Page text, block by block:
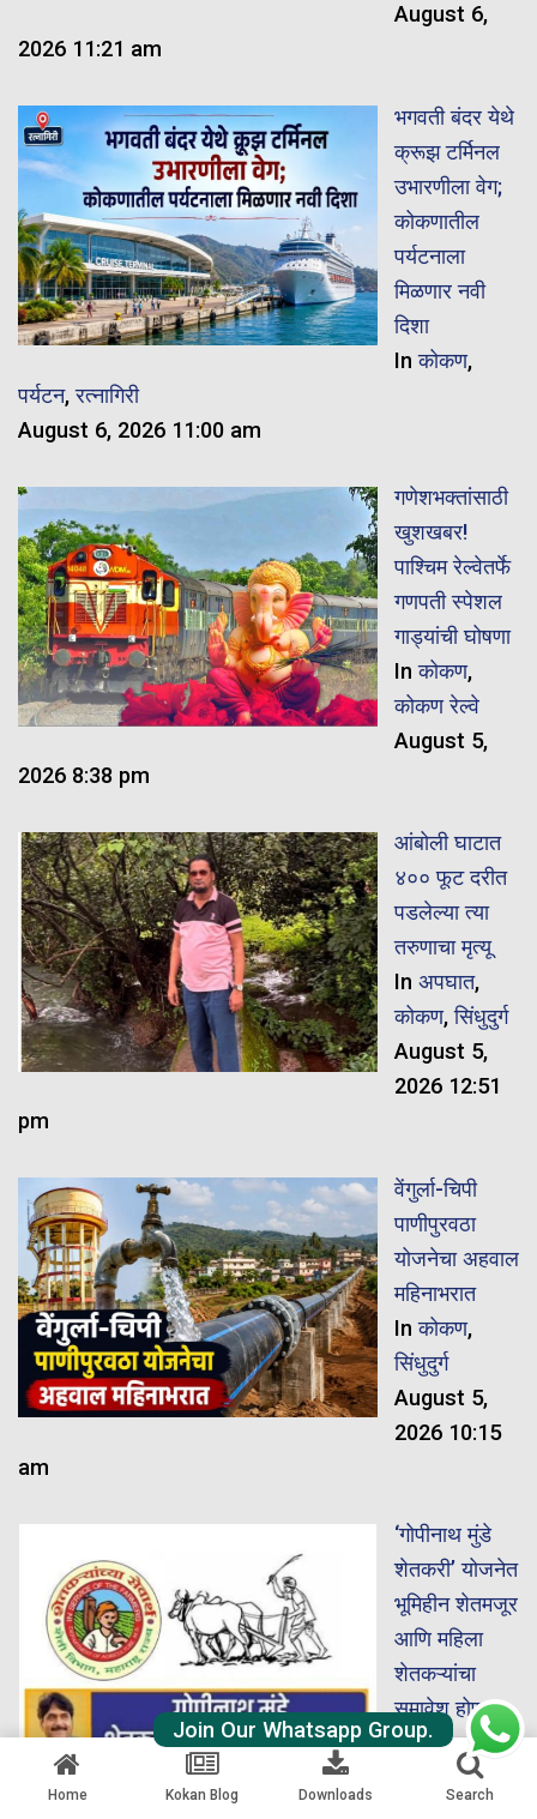
August 6,
2026 11:21 am
भगवती बंदर येथे
क्रूझ टर्मिनल
उभारणीला वेग;
कोकणातील
पर्यटनाला
मिळणार नवी
दिशा
Inकोकण,
पर्यटन,रत्नागिरी
August 6, 2026 11:00 am
गणेशभक्तांसाठी
खुशखबर!
पाश्चिम रेल्वेतर्फे
गणपती स्पेशल
गाड्यांची घोषणा
Inकोकण,
कोकण रेल्वे
August 5,
2026 8:38 pm
आंबोली घाटात
४०० फूट दरीत
पडलेल्या त्या
तरुणाचा मृत्यू
In अपघात,
कोकण,सिंधुदुर्ग
August 5,
2026 12:51
pm
वेंगुर्ला-चिपी
पाणीपुरवठा
योजनेचा अहवाल
महिनाभरात
Inकोकण,
सिंधुदुर्ग
August 5,
2026 10:15
am
‘गोपीनाथ मुंडे
शेतकरी’ योजनेत
भूमिहीन शेतमजूर
आणि महिला
शेतकऱ्यांचा
समावेश होणार
Inमहाराष्ट्र
August 5,
Home Kokan Blog Downloads Search
Join Our Whatsapp Group.